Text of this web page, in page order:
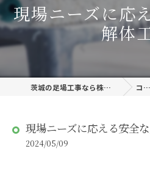
現場ニーズに応
解体
茨城の足場工事なら株式会社渡邊建設 コラム
現場ニーズに応える安全
2024/05/09